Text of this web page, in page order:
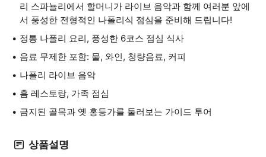
리 스파뇰리에서 할머니가 라이브 음악과 함께 여러분 앞에
서 풍성한 전형적인 나폴리식 점심을 준비해 드립니다!
정통 나폴리 요리, 풍성한 6코스 점심 식사
음료 무제한 포함: 물, 와인, 청량음료, 커피
나폴리 라이브 음악
홈 레스토랑, 가족 점심
금지된 골목과 옛 홍등가를 둘러보는 가이드 투어
상품설명